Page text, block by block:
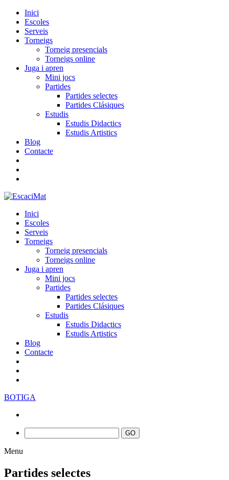
Inici
Escoles
Serveis
Torneigs
Torneig presencials
Torneigs online
Juga i apren
Mini jocs
Partides
Partides selectes
Partides Clásiques
Estudis
Estudis Didactics
Estudis Artistics
Blog
Contacte
Inici
Escoles
Serveis
Torneigs
Torneig presencials
Torneigs online
Juga i apren
Mini jocs
Partides
Partides selectes
Partides Clásiques
Estudis
Estudis Didactics
Estudis Artistics
Blog
Contacte
BOTIGA
Menu
Partides selectes